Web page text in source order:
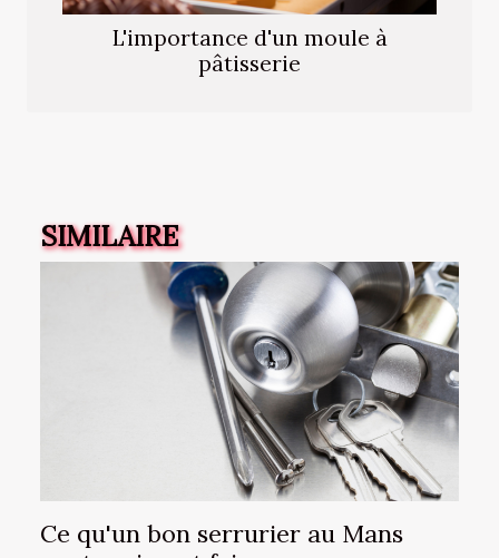
L'importance d'un moule à
pâtisserie
SIMILAIRE
Ce qu'un bon serrurier au Mans